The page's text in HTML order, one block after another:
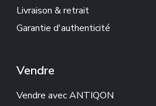
Livraison & retrait
Garantie d'authenticité
Vendre
Vendre avec ANTIQON